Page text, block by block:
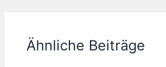
Ähnliche Beiträge